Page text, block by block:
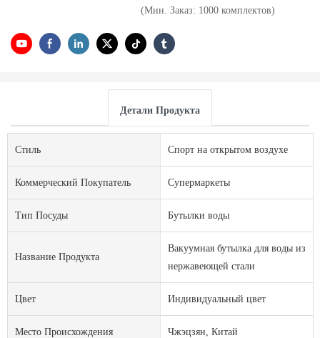
(Мин. Заказ: 1000 комплектов)
Детали Продукта
Стиль Спорт на открытом воздухе
Коммерческий Покупатель Супермаркеты
Тип Посуды Бутылки воды
Название Продукта
Вакуумная бутылка для воды из
нержавеющей стали
Цвет Индивидуальный цвет
Место Происхождения Чжэцзян, Китай